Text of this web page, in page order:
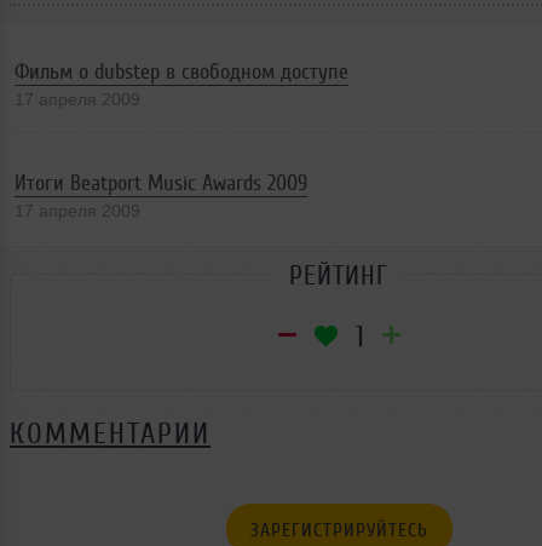
Фильм о dubstep в свободном доступе
17 апреля 2009
Итоги Beatport Music Awards 2009
17 апреля 2009
РЕЙТИНГ
1
КОММЕНТАРИИ
ЗАРЕГИСТРИРУЙТЕСЬ